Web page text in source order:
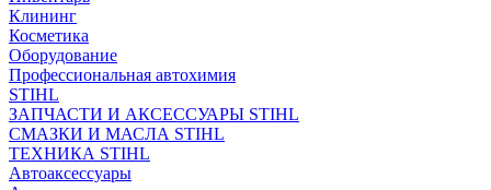
Клининг
Косметика
Оборудование
Профессиональная автохимия
STIHL
ЗАПЧАСТИ И АКСЕССУАРЫ STIHL
СМАЗКИ И МАСЛА STIHL
ТЕХНИКА STIHL
Автоаксессуары